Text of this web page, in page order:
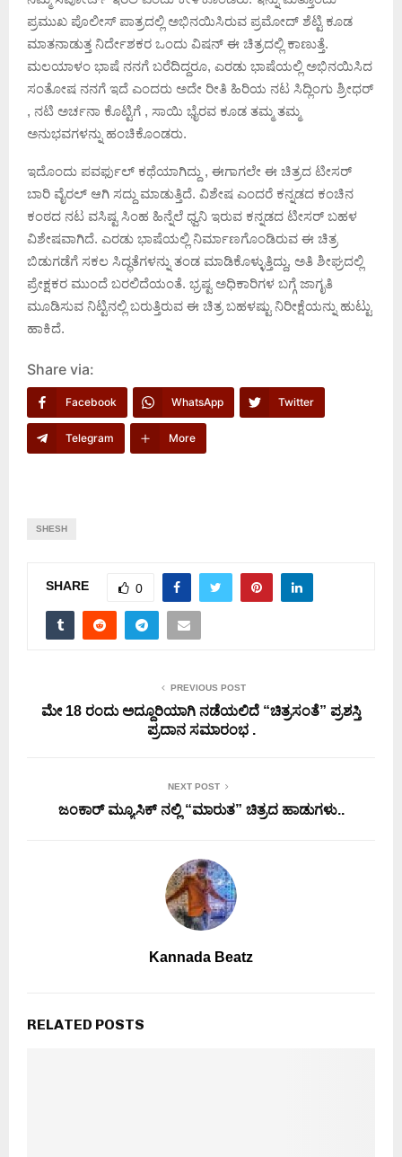
ಪ್ರಮುಖ ಪೊಲೀಸ್ ಪಾತ್ರದಲ್ಲಿ ಅಭಿನಯಿಸಿರುವ ಪ್ರಮೋದ್ ಶೆಟ್ಟಿ ಕೂಡ
ಮಾತನಾಡುತ್ತ ನಿರ್ದೇಶಕರ ಒಂದು ವಿಷನ್ ಈ ಚಿತ್ರದಲ್ಲಿ ಕಾಣುತ್ತೆ.
ಮಲಯಾಳಂ ಭಾಷೆ ನನಗೆ ಬರೆದಿದ್ದರೂ, ಎರಡು ಭಾಷೆಯಲ್ಲಿ ಅಭಿನಯಿಸಿದ
ಸಂತೋಷ ನನಗೆ ಇದೆ ಎಂದರು ಅದೇ ರೀತಿ ಹಿರಿಯ ನಟ ಸಿದ್ಲಿಂಗು ಶ್ರೀಧರ್
, ನಟಿ ಅರ್ಚನಾ ಕೊಟ್ಟಿಗೆ , ಸಾಯಿ ಭೈರವ ಕೂಡ ತಮ್ಮ ತಮ್ಮ
ಅನುಭವಗಳನ್ನು ಹಂಚಿಕೊಂಡರು.
ಇದೊಂದು ಪವರ್ಫುಲ್ ಕಥೆಯಾಗಿದ್ದು , ಈಗಾಗಲೇ ಈ ಚಿತ್ರದ ಟೀಸರ್
ಬಾರಿ ವೈರಲ್ ಆಗಿ ಸದ್ದು ಮಾಡುತ್ತಿದೆ. ವಿಶೇಷ ಎಂದರೆ ಕನ್ನಡದ ಕಂಚಿನ
ಕಂಠದ ನಟ ವಸಿಷ್ಟ ಸಿಂಹ ಹಿನ್ನೆಲೆ ಧ್ವನಿ ಇರುವ ಕನ್ನಡದ ಟೀಸರ್ ಬಹಳ
ವಿಶೇಷವಾಗಿದೆ. ಎರಡು ಭಾಷೆಯಲ್ಲಿ ನಿರ್ಮಾಣಗೊಂಡಿರುವ ಈ ಚಿತ್ರ
ಬಿಡುಗಡೆಗೆ ಸಕಲ ಸಿದ್ಧತೆಗಳನ್ನು ತಂಡ ಮಾಡಿಕೊಳ್ಳುತ್ತಿದ್ದು, ಅತಿ ಶೀಘ್ರದಲ್ಲಿ
ಪ್ರೇಕ್ಷಕರ ಮುಂದೆ ಬರಲಿದೆಯಂತೆ. ಭ್ರಷ್ಟ ಅಧಿಕಾರಿಗಳ ಬಗ್ಗೆ ಜಾಗೃತಿ
ಮೂಡಿಸುವ ನಿಟ್ಟಿನಲ್ಲಿ ಬರುತ್ತಿರುವ ಈ ಚಿತ್ರ ಬಹಳಷ್ಟು ನಿರೀಕ್ಷೆಯನ್ನು ಹುಟ್ಟು
ಹಾಕಿದೆ.
Share via:
Facebook WhatsApp Twitter
Telegram More
SHESH
SHARE 0
PREVIOUS POST
ಮೇ 18 ರಂದು ಅದ್ದೂರಿಯಾಗಿ ನಡೆಯಲಿದೆ “ಚಿತ್ರಸಂತೆ” ಪ್ರಶಸ್ತಿ
ಪ್ರದಾನ ಸಮಾರಂಭ .
NEXT POST
ಜಂಕಾರ್ ಮ್ಯೂಸಿಕ್ ನಲ್ಲಿ “ಮಾರುತ” ಚಿತ್ರದ ಹಾಡುಗಳು..
Kannada Beatz
RELATED POSTS